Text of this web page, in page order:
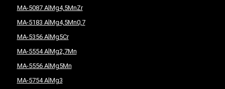
MA-5087 AlMg4,5MnZr
MA-5183 AlMg4,5Mn0,7
MA-5356 AlMg5Cr
MA-5554 AlMg2,7Mn
MA-5556 AlMg5Mn
MA-5754 AlMg3